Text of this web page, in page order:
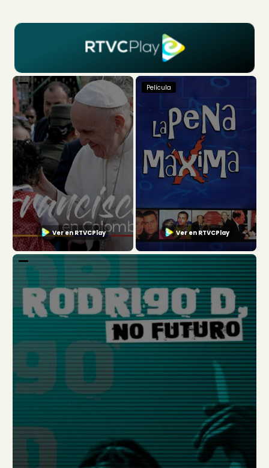
Ver en RTVCPlay
Película
Ver en RTVCPlay